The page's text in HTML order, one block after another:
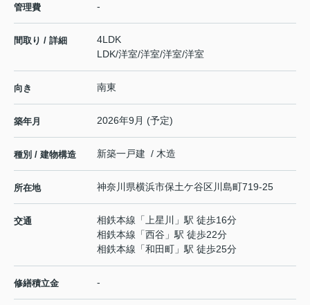
管理費 -
間取り / 詳細
4LDK
LDK/洋室/洋室/洋室/洋室
向き 南東
築年月 2026年9月 (予定)
種別 / 建物構造 新築一戸建 / 木造
所在地 神奈川県横浜市保土ケ谷区川島町719-25
交通 相鉄本線 「 上星川
」駅 徒歩16分
相鉄本線 「西谷 」駅 徒歩22分
相鉄本線 「和田町 」駅 徒歩25分
修繕積立金 -